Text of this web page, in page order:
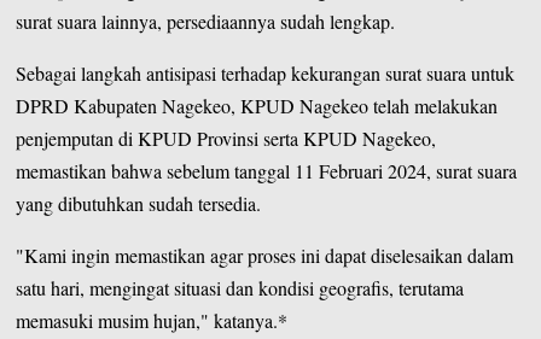
surat suara lainnya, persediaannya sudah lengkap.
Sebagai langkah antisipasi terhadap kekurangan surat suara untuk
DPRD Kabupaten Nagekeo, KPUD Nagekeo telah melakukan
penjemputan di KPUD Provinsi serta KPUD Nagekeo,
memastikan bahwa sebelum tanggal 11 Februari 2024, surat suara
yang dibutuhkan sudah tersedia.
"Kami ingin memastikan agar proses ini dapat diselesaikan dalam
satu hari, mengingat situasi dan kondisi geografis, terutama
memasuki musim hujan," katanya.*